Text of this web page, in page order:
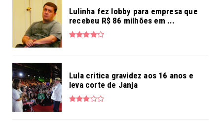
Lulinha fez lobby para empresa que
recebeu R$ 86 milhões em ...
Lula critica gravidez aos 16 anos e
leva corte de Janja